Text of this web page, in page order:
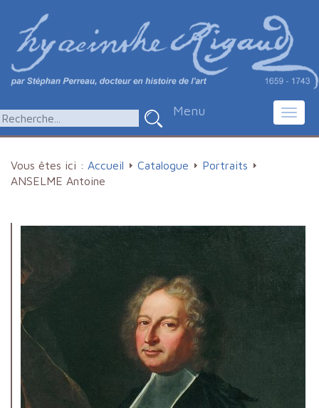
Menu
Vous êtes ici : Accueil Catalogue
Portraits
ANSELME Antoine